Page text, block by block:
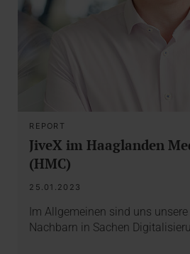
REPORT
JiveX im Haaglanden
(HMC)
25.01.2023
Im Allgemeinen sind uns
Nachbarn in Sachen